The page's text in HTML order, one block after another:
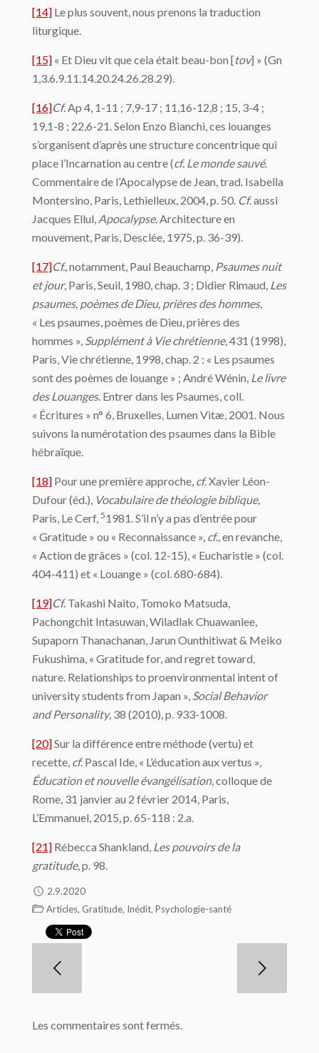
[14] Le plus souvent, nous prenons la traduction
liturgique.
[15] « Et Dieu vit que cela était beau-bon [tov] » (Gn
1,3.6.9.11.14.20.24.26.28.29).
[16]Cf. Ap 4, 1-11 ; 7,9-17 ; 11,16-12,8 ; 15, 3-4 ;
19,1-8 ; 22,6-21. Selon Enzo Bianchi, ces louanges
s’organisent d’après une structure concentrique qui
place l’Incarnation au centre (cf. Le monde sauvé.
Commentaire de l’Apocalypse de Jean, trad. Isabella
Montersino, Paris, Lethielleux, 2004, p. 50. Cf. aussi
Jacques Ellul, Apocalypse. Architecture en
mouvement, Paris, Desclée, 1975, p. 36-39).
[17]Cf., notamment, Paul Beauchamp, Psaumes nuit
et jour, Paris, Seuil, 1980, chap. 3 ; Didier Rimaud, Les
psaumes, poèmes de Dieu, prières des hommes,
« Les psaumes, poèmes de Dieu, prières des
hommes », Supplément à Vie chrétienne, 431 (1998),
Paris, Vie chrétienne, 1998, chap. 2 : « Les psaumes
sont des poèmes de louange » ; André Wénin, Le livre
des Louanges. Entrer dans les Psaumes, coll.
« Écritures » n° 6, Bruxelles, Lumen Vitæ, 2001. Nous
suivons la numérotation des psaumes dans la Bible
hébraïque.
[18] Pour une première approche, cf. Xavier Léon-
Dufour (éd.), Vocabulaire de théologie biblique,
Paris, Le Cerf, 51981. S’il n’y a pas d’entrée pour
« Gratitude » ou « Reconnaissance », cf., en revanche,
« Action de grâces » (col. 12-15), « Eucharistie » (col.
404-411) et « Louange » (col. 680-684).
[19]Cf. Takashi Naito, Tomoko Matsuda,
Pachongchit Intasuwan, Wiladlak Chuawanlee,
Supaporn Thanachanan, Jarun Ounthitiwat & Meiko
Fukushima, « Gratitude for, and regret toward,
nature. Relationships to proenvironmental intent of
university students from Japan », Social Behavior
and Personality, 38 (2010), p. 933-1008.
[20]Sur la différence entre méthode (vertu) et
recette, cf. Pascal Ide, « L’éducation aux vertus »,
Éducation et nouvelle évangélisation, colloque de
Rome, 31 janvier au 2 février 2014, Paris,
L’Emmanuel, 2015, p. 65-118 : 2.a.
[21] Rébecca Shankland, Les pouvoirs de la
gratitude, p. 98.
2.9.2020
Articles, Gratitude, Inédit, Psychologie-santé
Les commentaires sont fermés.